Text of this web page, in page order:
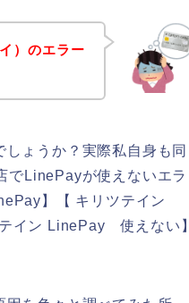
）のエラー
ょうか？実際私自身も同
でLinePayが使えないエラ
】【 キリツテイン
イン LinePay 使えない】